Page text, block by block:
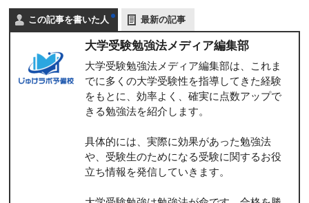
この記事を書いた人 最新の記事
大学受験勉強法メディア編集部
大学受験勉強法メディア編集部は、これま
でに多くの大学受験性を指導してきた経験
をもとに、効率よく、確実に点数アップで
きる勉強法を紹介します。
具体的には、実際に効果があった勉強法
や、受験生のためになる受験に関するお役
立ち情報を発信していきます。